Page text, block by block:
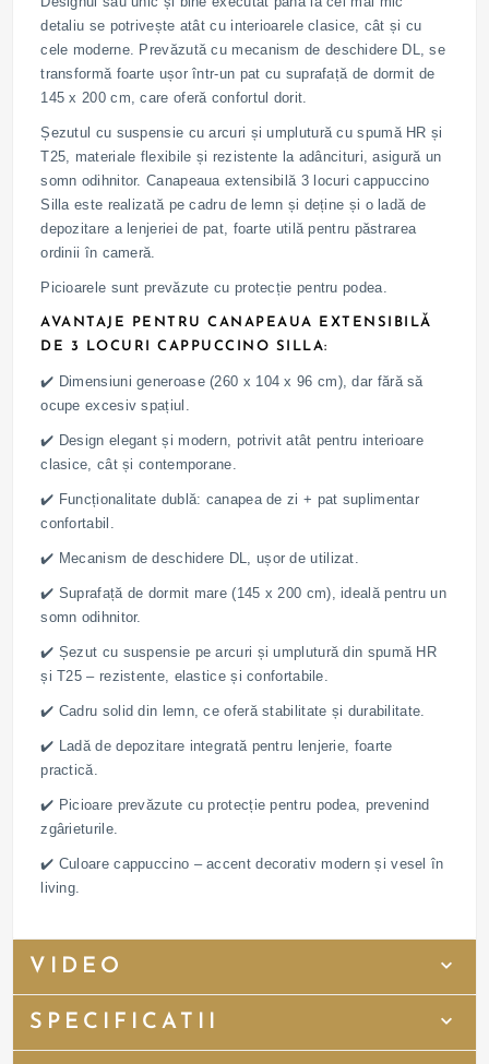
detaliu se potrivește atât cu interioarele clasice, cât și cu
cele moderne. Prevăzută cu mecanism de deschidere DL, se
transformă foarte ușor într-un pat cu suprafață de dormit de
145 x 200 cm, care oferă confortul dorit.
Șezutul cu suspensie cu arcuri și umplutură cu spumă HR și
T25, materiale flexibile și rezistente la adâncituri, asigură un
somn odihnitor. Canapeaua extensibilă 3 locuri cappuccino
Silla este realizată pe cadru de lemn și deține și o ladă de
depozitare a lenjeriei de pat, foarte utilă pentru păstrarea
ordinii în cameră.
Picioarele sunt prevăzute cu protecție pentru podea.
AVANTAJE PENTRU CANAPEAUA EXTENSIBILĂ
DE 3 LOCURI CAPPUCCINO SILLA:
✔️ Dimensiuni generoase (260 x 104 x 96 cm), dar fără să
ocupe excesiv spațiul.
✔️ Design elegant și modern, potrivit atât pentru interioare
clasice, cât și contemporane.
✔️ Funcționalitate dublă: canapea de zi + pat suplimentar
confortabil.
✔️ Mecanism de deschidere DL, ușor de utilizat.
✔️ Suprafață de dormit mare (145 x 200 cm), ideală pentru un
somn odihnitor.
✔️ Șezut cu suspensie pe arcuri și umplutură din spumă HR
și T25 – rezistente, elastice și confortabile.
✔️ Cadru solid din lemn, ce oferă stabilitate și durabilitate.
✔️ Ladă de depozitare integrată pentru lenjerie, foarte
practică.
✔️ Picioare prevăzute cu protecție pentru podea, prevenind
zgârieturile.
✔️ Culoare cappuccino – accent decorativ modern și vesel în
living.
VIDEO
SPECIFICATII